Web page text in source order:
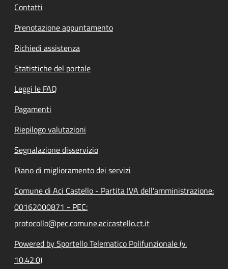
Contatti
Prenotazione appuntamento
Richiedi assistenza
Statistiche del portale
Leggi le FAQ
Pagamenti
Riepilogo valutazioni
Segnalazione disservizio
Piano di miglioramento dei servizi
Comune di Aci Castello - Partita IVA dell'amministrazione:
00162000871 - PEC:
protocollo@pec.comune.acicastello.ct.it
Powered by Sportello Telematico Polifunzionale (v.
10.42.0)